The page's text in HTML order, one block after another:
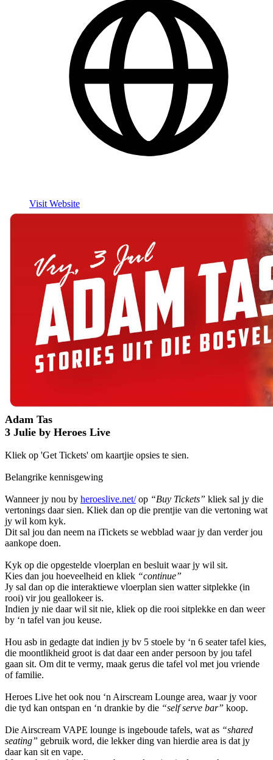
Visit Website
Adam Tas
3 Julie by Heroes Live
Kliek op 'Get Tickets' om kaartjie opsies te sien.
Belangrike kennisgewing
Wanneer jy nou by heroeslive.net/op “Buy Tickets” kliek sal jy die
vertonings daar sien. Kliek dan op die prentjie van die vertoning wat
jy wil kom kyk.
Dit sal jou dan neem na iTickets se webblad waar jy dan verder jou
aankope doen.
Kyk op die opgestelde vloerplan en besluit waar jy wil sit.
Kies dan jou hoeveelheid en kliek “continue”
Jy sal dan op die interaktiewe vloerplan sien watter sitplekke (in
rooi) vir jou geallokeer is.
Indien jy nie daar wil sit nie, kliek op die rooi sitplekke en dan weer
by ‘n tafel van jou keuse.
Hou asb in gedagte dat indien jy bv 5 stoele by ‘n 6 seater tafel kies,
die moontlikheid groot is dat daar een ander persoon by jou tafel
gaan sit. Om dit te vermy, maak gerus die tafel vol met jou vriende
of familie.
Heroes Live het ook nou ‘n Airscream Lounge area, waar jy voor
die tyd kan ontspan en ‘n drankie by die “self serve bar” koop.
Die Airscream VAPE lounge is ingeboude tafels, wat as “shared
seating” gebruik word, die lekker ding van hierdie area is dat jy
daar kan sit en vape.